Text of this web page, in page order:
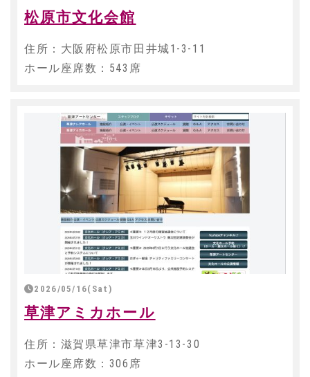
松原市文化会館
住所：大阪府松原市田井城1-3-11
ホール座席数：543席
2026/05/16(Sat)
草津アミカホール
住所：滋賀県草津市草津3-13-30
ホール座席数：306席